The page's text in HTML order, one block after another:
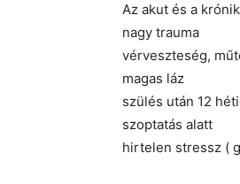
Az akut és a
nagy trauma
vérveszteség,
magas láz
szülés után 12
szoptatás alatt
hirtelen stressz (